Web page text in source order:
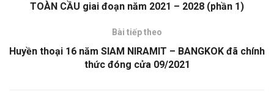
TOÀN CẦU giai đoạn năm 2021 – 2028 (phần 1)
Bài tiếp theo
Huyền thoại 16 năm SIAM NIRAMIT – BANGKOK đã chính
thức đóng cửa 09/2021